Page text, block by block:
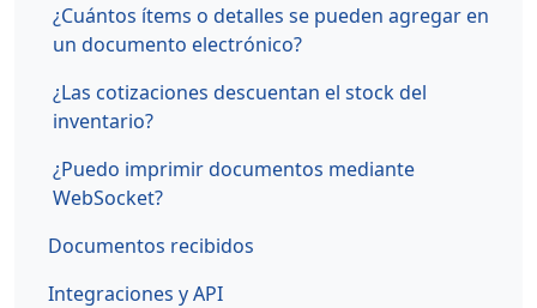
¿Cuántos ítems o detalles se pueden agregar en
un documento electrónico?
¿Las cotizaciones descuentan el stock del
inventario?
¿Puedo imprimir documentos mediante
WebSocket?
Documentos recibidos
Integraciones y API